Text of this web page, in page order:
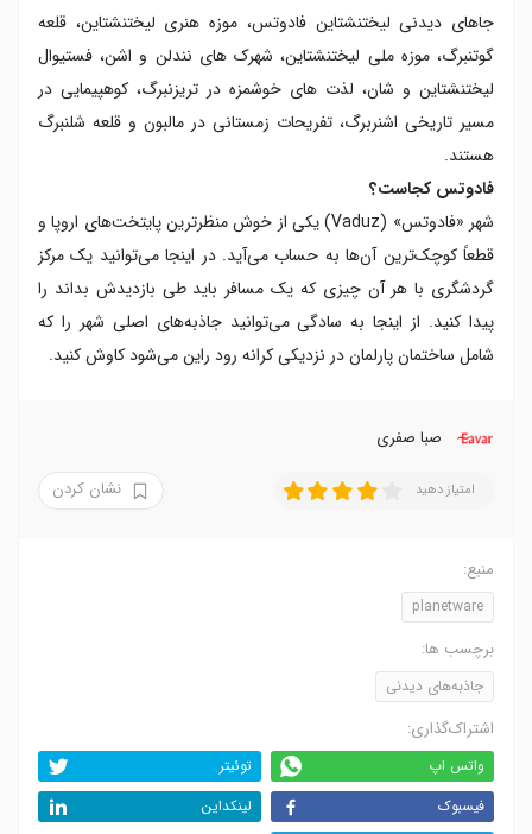
جاهای دیدنی لیختنشتاین فادوتس، موزه هنری لیختنشتاین، قلعه
گوتنبرگ، موزه ملی لیختنشتاین، شهرک‌ های نندلن و اشن، فستیوال
لیختنشتاین و شان، لذت‌ های خوشمزه در تریزنبرگ، کوهپیمایی در
مسیر تاریخی اشنربرگ، تفریحات زمستانی در مالبون و قلعه شلنبرگ
هستند.
فادوتس کجاست؟
شهر «فادوتس» (Vaduz) یکی از خوش منظرترین پایتخت‌های اروپا و
قطعاً کوچک‌ترین آن‌ها به حساب می‌آید. در اینجا می‌توانید یک مرکز
گردشگری با هر آن چیزی که یک مسافر باید طی بازدیدش بداند را
پیدا کنید. از اینجا به سادگی می‌توانید جاذبه‌های اصلی شهر را که
شامل ساختمان پارلمان در نزدیکی کرانه رود راین می‌شود کاوش کنید.
صبا صفری
امتیاز دهید نشان کردن
منبع:
planetware
برچسب ها:
جاذبه‌های دیدنی
اشتراک‌گذاری:
واتس اپ
توئیتر
فیسبوک
لینکداین